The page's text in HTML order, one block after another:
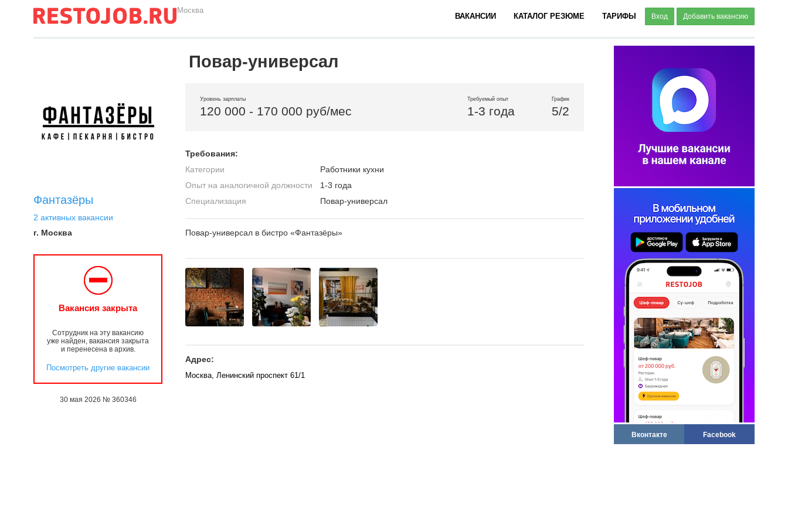
Москва
ВАКАНСИИ КАТАЛОГ РЕЗЮМЕ ТАРИФЫ Вход Добавить вакансию
Вконтакте Facebook
Фантазёры
2 активных вакансии
г. Москва
Вакансия закрыта
Сотрудник на эту вакансию
уже найден, вакансия закрыта
и перенесена в архив.
Посмотреть другие вакансии
30 мая 2026 № 360346
Повар-универсал
Уровень зарплаты
120 000 - 170 000 руб/мес
Требуемый опыт
1-3 года
График
5/2
Требования:
Категории
Работники кухни
Опыт на аналогичной должности
1-3 года
Специализация
Повар-универсал
Повар-универсал в бистро «Фантазёры»
Адрес:
Москва, Ленинский проспект 61/1